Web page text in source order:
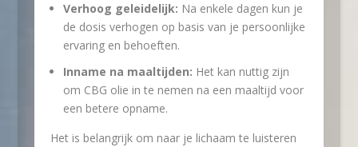
Verhoog geleidelijk: Na enkele dagen kun je
de dosis verhogen op basis van je persoonlijke
ervaring en behoeften.
Inname na maaltijden: Het kan nuttig zijn
om CBG olie in te nemen na een maaltijd voor
een betere opname.
Het is belangrijk om naar je lichaam te luisteren